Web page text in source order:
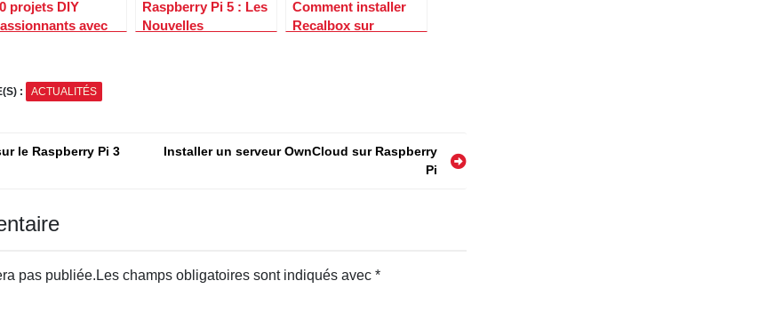
projets DIY
avec
technologie
Raspberry Pi 5 : Les
Nouvelles
Comment installer
Recalbox sur
: ACTUALITÉS
le Raspberry Pi 3
Installer un serveur OwnCloud sur Raspberry
Pi
pas publiée. Les champs obligatoires sont indiqués avec *